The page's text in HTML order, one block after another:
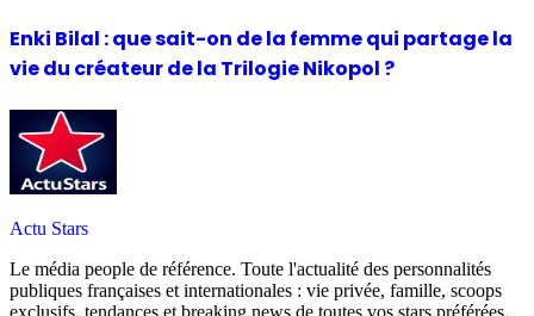
Enki Bilal : que sait-on de la femme qui partage la
vie du créateur de la Trilogie Nikopol ?
Actu Stars
Le média people de référence. Toute l'actualité des personnalités
publiques françaises et internationales : vie privée, famille, scoops
exclusifs, tendances et breaking news de toutes vos stars préférées.